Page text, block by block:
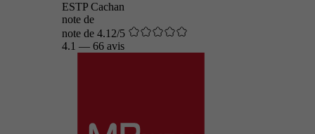
ESTP Cachan
note de
note de 4.12/5
4.1 — 66 avis